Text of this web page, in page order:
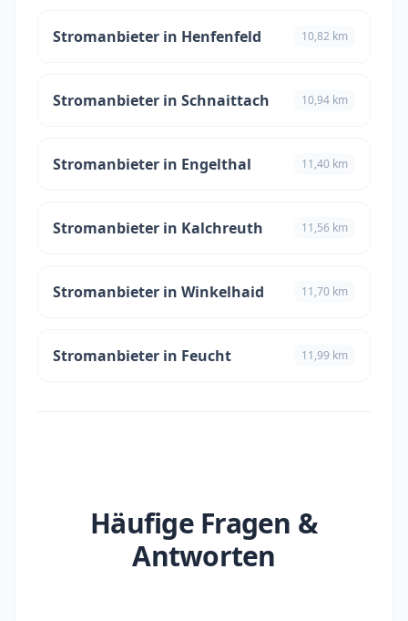
Stromanbieter in Henfenfeld 10,82 km
Stromanbieter in Schnaittach 10,94 km
Stromanbieter in Engelthal 11,40 km
Stromanbieter in Kalchreuth 11,56 km
Stromanbieter in Winkelhaid 11,70 km
Stromanbieter in Feucht 11,99 km
Häufige Fragen &
Antworten